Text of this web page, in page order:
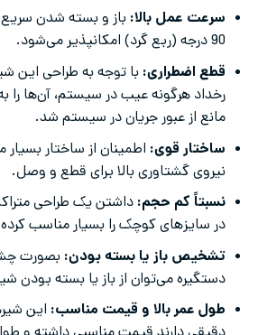
سرعت عمل بالا: باز و بسته شدن
90 درجه (ربع گرد) امکانپذیر می‌شود.
قطع اضطراری: با توجه به طراحی این
رخداد هرگونه عیب در سیستم، آن‌ها
مانع از عبور جریان در سیستم شد.
ساختار قوی: اطمینان از ساختار
نیروی گشتاوری بالا برای قطع و وصل.
نسبتاً کم حجم: داشتن یک طراحی
در سایزهای کوچک را بسیار مناسب
تشخیص باز یا بسته بودن: بصورت
دستگیره می‌توان از باز یا بسته بودن
طول عمر بالا و قیمت مناسب: این